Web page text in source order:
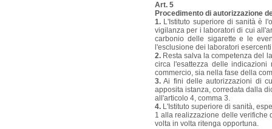
Art. 5
Procedimento di autorizzazione
1. L'Istituto superiore di sanità è
vigilanza per i laboratori di cui
carbonio delle sigarette e le
l'esclusione dei laboratori
2. Resta salva la competenza del
circa l'esattezza delle
commercio, sia nella fase della
3. Ai fini delle autorizzazioni di
apposita istanza, corredata dalla
all'articolo 4, comma 3.
4. L'Istituto superiore di sanità,
1 alla realizzazione delle verifiche
volta in volta ritenga opportuna.